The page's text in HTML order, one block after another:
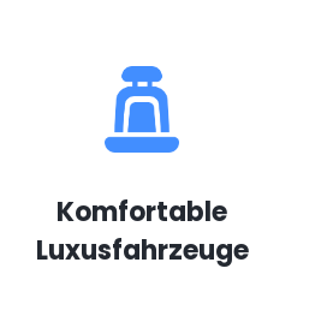
Komfortable
Luxusfahrzeuge